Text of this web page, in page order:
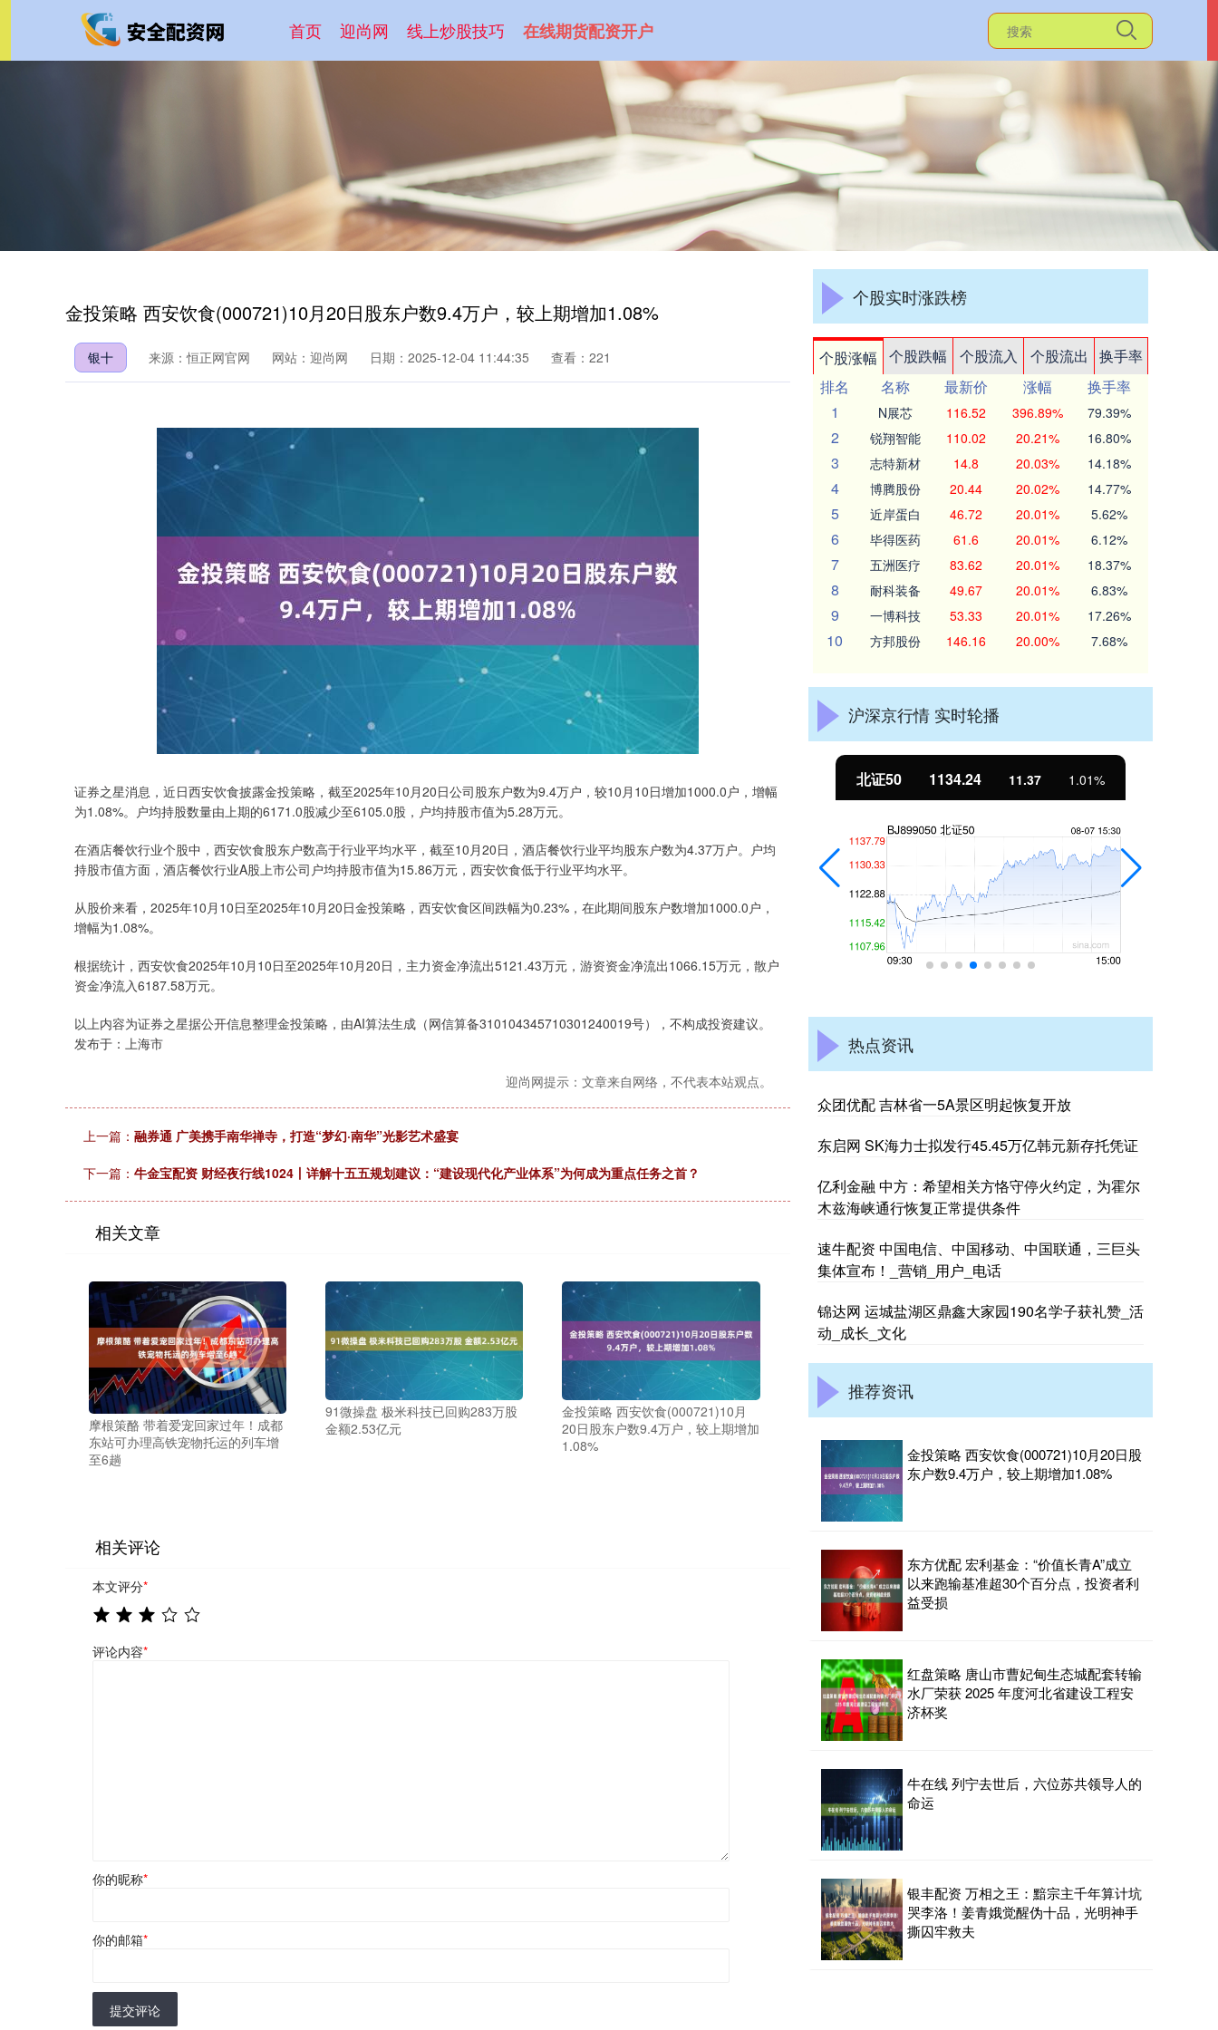
首页 迎尚网 线上炒股技巧 在线期货配资开户
金投策略 西安饮食(000721)10月20日股东户数9.4万户，较上期增加1.08%
银十 来源：恒正网官网 网站：迎尚网 日期：2025-12-04 11:44:35 查看：221
证券之星消息，近日西安饮食披露金投策略，截至2025年10月20日公司股东户数为9.4万户，较10月10日增加1000.0户，增幅
为1.08%。户均持股数量由上期的6171.0股减少至6105.0股，户均持股市值为5.28万元。
在酒店餐饮行业个股中，西安饮食股东户数高于行业平均水平，截至10月20日，酒店餐饮行业平均股东户数为4.37万户。户均
持股市值方面，酒店餐饮行业A股上市公司户均持股市值为15.86万元，西安饮食低于行业平均水平。
从股价来看，2025年10月10日至2025年10月20日金投策略，西安饮食区间跌幅为0.23%，在此期间股东户数增加1000.0户，
增幅为1.08%。
根据统计，西安饮食2025年10月10日至2025年10月20日，主力资金净流出5121.43万元，游资资金净流出1066.15万元，散户
资金净流入6187.58万元。
以上内容为证券之星据公开信息整理金投策略，由AI算法生成（网信算备310104345710301240019号），不构成投资建议。
发布于：上海市
迎尚网提示：文章来自网络，不代表本站观点。
上一篇： 融券通 广美携手南华禅寺，打造“梦幻·南华”光影艺术盛宴
下一篇： 牛金宝配资 财经夜行线1024丨详解十五五规划建议：“建设现代化产业体系”为何成为重点任务之首？
相关文章
摩根策酪 带着爱宠回家过年！成都
东站可办理高铁宠物托运的列车增
至6趟
91微操盘 极米科技已回购283万股
金额2.53亿元
金投策略 西安饮食(000721)10月
20日股东户数9.4万户，较上期增加
1.08%
相关评论
本文评分*
评论内容*
你的昵称*
你的邮箱*
提交评论
个股实时涨跌榜
个股涨幅 个股跌幅 个股流入 个股流出
换手率
排名
名称 最新价 涨幅
换手率
1
N展芯 116.52 396.89% 79.39%
2 锐翔智能 110.02 20.21% 16.80%
3 志特新材 14.8 20.03% 14.18%
4 博腾股份 20.44 20.02% 14.77%
5 近岸蛋白 46.72 20.01% 5.62%
6 毕得医药 61.6 20.01% 6.12%
7 五洲医疗 83.62 20.01% 18.37%
8 耐科装备 49.67 20.01% 6.83%
9 一博科技 53.33 20.01% 17.26%
10 方邦股份 146.16 20.00% 7.68%
沪深京行情 实时轮播
北证50 1134.24 11.37 1.01%
热点资讯
众团优配 吉林省一5A景区明起恢复开放
东启网 SK海力士拟发行45.45万亿韩元新存托凭证
亿利金融 中方：希望相关方恪守停火约定，为霍尔
木兹海峡通行恢复正常提供条件
速牛配资 中国电信、中国移动、中国联通，三巨头
集体宣布！_营销_用户_电话
锦达网 运城盐湖区鼎鑫大家园190名学子获礼赞_活
动_成长_文化
推荐资讯
金投策略 西安饮食(000721)10月20日股
东户数9.4万户，较上期增加1.08%
东方优配 宏利基金：“价值长青A”成立
以来跑输基准超30个百分点，投资者利
益受损
红盘策略 唐山市曹妃甸生态城配套转输
水厂荣获 2025 年度河北省建设工程安
济杯奖
牛在线 列宁去世后，六位苏共领导人的
命运
银丰配资 万相之王：黯宗主千年算计坑
哭李洛！姜青娥觉醒伪十品，光明神手
撕囚牢救夫